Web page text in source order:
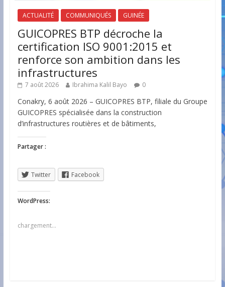
ACTUALITÉ COMMUNIQUÉS GUINÉE
GUICOPRES BTP décroche la
certification ISO 9001:2015 et
renforce son ambition dans les
infrastructures
7 août 2026 Ibrahima Kalil Bayo 0
Conakry, 6 août 2026 – GUICOPRES BTP, filiale du Groupe
GUICOPRES spécialisée dans la construction
d’infrastructures routières et de bâtiments,
Partager :
Twitter Facebook
WordPress:
chargement…